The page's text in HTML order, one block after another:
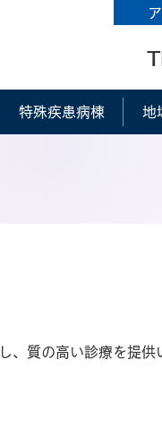
特殊疾患病棟 地
、質の高い診療を提供